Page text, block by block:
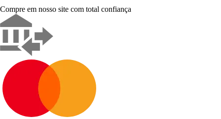
Compre em nosso site com total confiança